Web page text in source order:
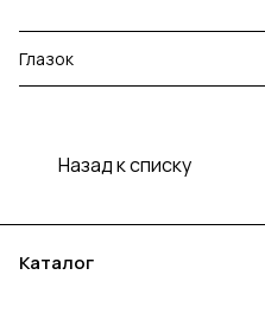
Глазок
Назад к списку
Каталог